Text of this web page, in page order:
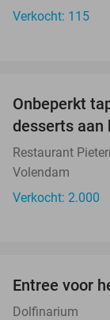
Verkocht: 115
SOLD
OUT
Onbeperkt
desserts aan
Restaurant
Volendam
Verkocht: 2.000
Entree voor
Dolfinarium